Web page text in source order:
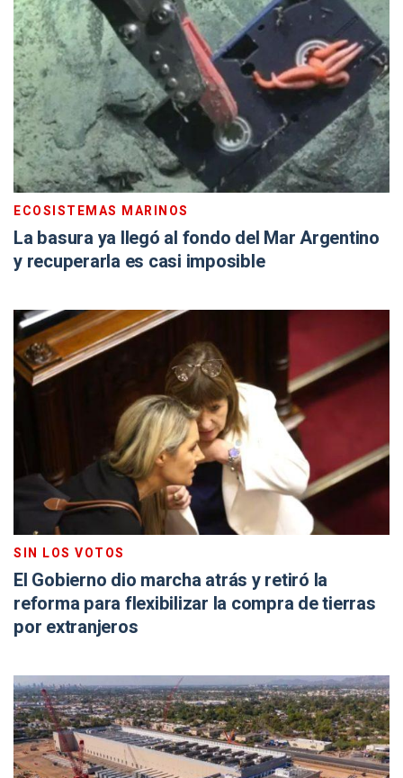
ECOSISTEMAS MARINOS
La basura ya llegó al fondo del Mar Argentino
y recuperarla es casi imposible
SIN LOS VOTOS
El Gobierno dio marcha atrás y retiró la
reforma para flexibilizar la compra de tierras
por extranjeros